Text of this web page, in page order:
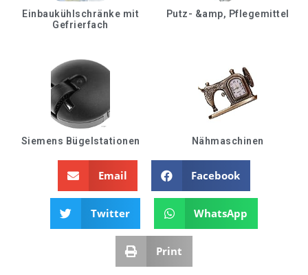
Einbaukühlschränke mit
Gefrierfach
Putz- &amp, Pflegemittel
Siemens Bügelstationen Nähmaschinen
Email Facebook
Twitter WhatsApp
Print